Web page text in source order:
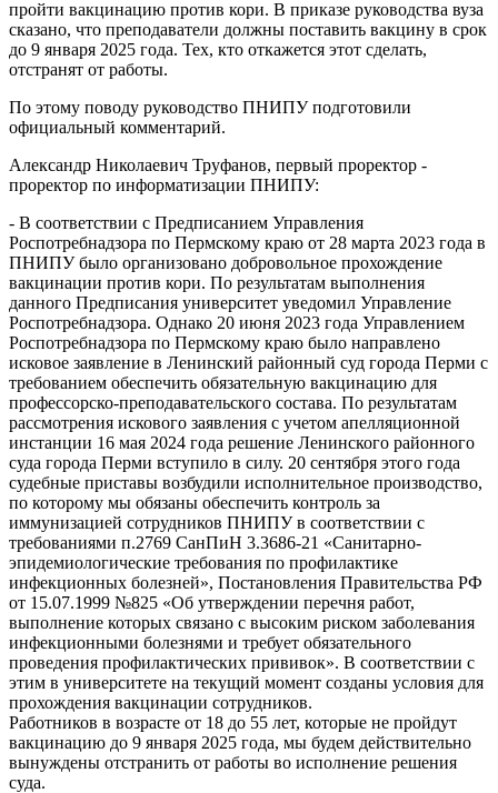
пройти вакцинацию против кори. В приказе руководства вуза
сказано, что преподаватели должны поставить вакцину в срок
до 9 января 2025 года. Тех, кто откажется этот сделать,
отстранят от работы.
По этому поводу руководство ПНИПУ подготовили
официальный комментарий.
Александр Николаевич Труфанов, первый проректор -
проректор по информатизации ПНИПУ:
- В соответствии с Предписанием Управления
Роспотребнадзора по Пермскому краю от 28 марта 2023 года в
ПНИПУ было организовано добровольное прохождение
вакцинации против кори. По результатам выполнения
данного Предписания университет уведомил Управление
Роспотребнадзора. Однако 20 июня 2023 года Управлением
Роспотребнадзора по Пермскому краю было направлено
исковое заявление в Ленинский районный суд города Перми с
требованием обеспечить обязательную вакцинацию для
профессорско-преподавательского состава. По результатам
рассмотрения искового заявления с учетом апелляционной
инстанции 16 мая 2024 года решение Ленинского районного
суда города Перми вступило в силу. 20 сентября этого года
судебные приставы возбудили исполнительное производство,
по которому мы обязаны обеспечить контроль за
иммунизацией сотрудников ПНИПУ в соответствии с
требованиями п.2769 СанПиН 3.3686-21 «Санитарно-
эпидемиологические требования по профилактике
инфекционных болезней», Постановления Правительства РФ
от 15.07.1999 №825 «Об утверждении перечня работ,
выполнение которых связано с высоким риском заболевания
инфекционными болезнями и требует обязательного
проведения профилактических прививок». В соответствии с
этим в университете на текущий момент созданы условия для
прохождения вакцинации сотрудников.
Работников в возрасте от 18 до 55 лет, которые не пройдут
вакцинацию до 9 января 2025 года, мы будем действительно
вынуждены отстранить от работы во исполнение решения
суда.